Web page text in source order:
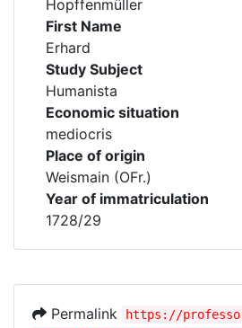
Hopffenmüller
First Name
Erhard
Study Subject
Humanista
Economic situation
mediocris
Place of origin
Weismain (OFr.)
Year of immatriculation
1728/29
Permalink
https://